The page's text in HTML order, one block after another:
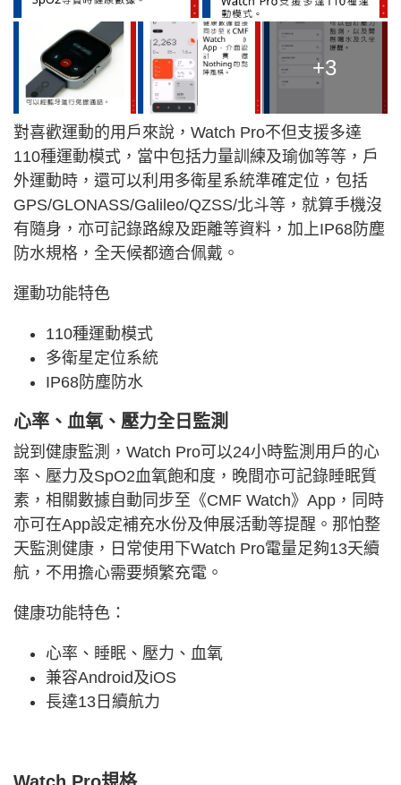
+3
對喜歡運動的用戶來說，Watch Pro不但支援多達
110種運動模式，當中包括力量訓練及瑜伽等等，戶
外運動時，還可以利用多衛星系統準確定位，包括
GPS/GLONASS/Galileo/QZSS/北斗等，就算手機沒
有隨身，亦可記錄路線及距離等資料，加上IP68防塵
防水規格，全天候都適合佩戴。
運動功能特色
110種運動模式
多衛星定位系統
IP68防塵防水
心率、血氧、壓力全日監測
說到健康監測，Watch Pro可以24小時監測用戶的心
率、壓力及SpO2血氧飽和度，晚間亦可記錄睡眠質
素，相關數據自動同步至《CMF Watch》App，同時
亦可在App設定補充水份及伸展活動等提醒。那怕整
天監測健康，日常使用下Watch Pro電量足夠13天續
航，不用擔心需要頻繁充電。
健康功能特色：
心率、睡眠、壓力、血氧
兼容Android及iOS
長達13日續航力